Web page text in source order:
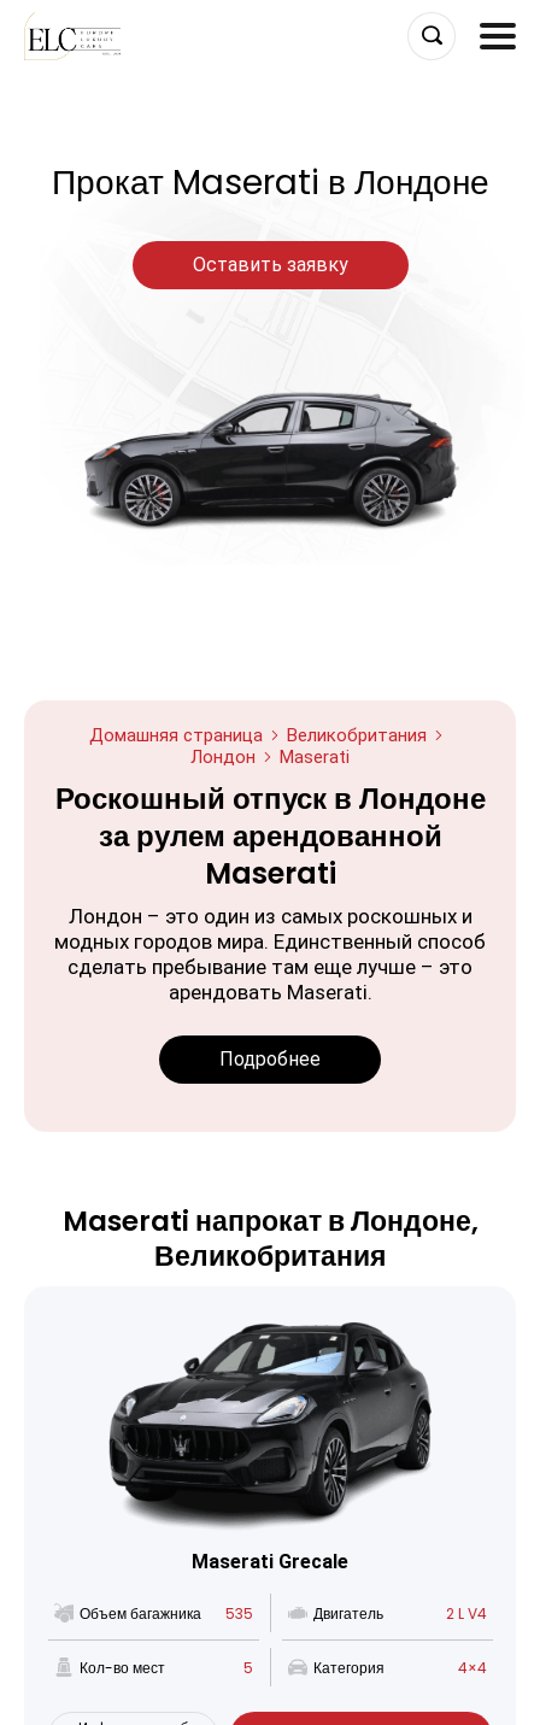
Прокат Maserati в Лондоне
Оставить заявку
Домашняя страница
Великобритания
Лондон
Maserati
Роскошный отпуск в Лондоне
за рулем арендованной
Maserati
Лондон – это один из самых роскошных и
модных городов мира. Единственный способ
сделать пребывание там еще лучше – это
арендовать Maserati.
Подробнее
Maserati напрокат в Лондоне,
Великобритания
Maserati Grecale
Объем багажника 535 Двигатель 2 L V4
Кол-во мест 5 Категория 4×4